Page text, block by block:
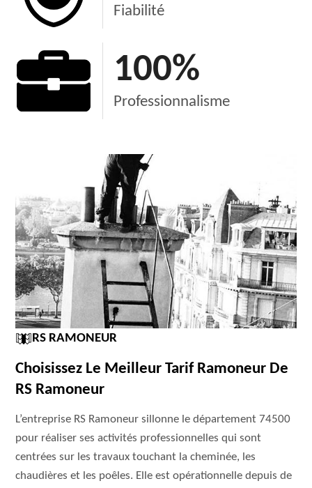
Fiabilité
100%
Professionnalisme
RS RAMONEUR
Choisissez Le Meilleur Tarif Ramoneur De
RS Ramoneur
L’entreprise RS Ramoneur sillonne le département 74500
pour réaliser ses activités professionnelles qui sont
centrées sur les travaux touchant la cheminée, les
chaudières et les poêles. Elle est opérationnelle depuis de